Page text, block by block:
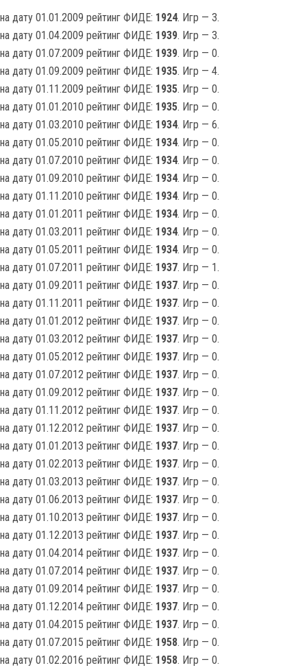
на дату 01.01.2009 рейтинг ФИДЕ: 1924. Игр — 3.
на дату 01.04.2009 рейтинг ФИДЕ: 1939. Игр — 3.
на дату 01.07.2009 рейтинг ФИДЕ: 1939. Игр — 0.
на дату 01.09.2009 рейтинг ФИДЕ: 1935. Игр — 4.
на дату 01.11.2009 рейтинг ФИДЕ: 1935. Игр — 0.
на дату 01.01.2010 рейтинг ФИДЕ: 1935. Игр — 0.
на дату 01.03.2010 рейтинг ФИДЕ: 1934. Игр — 6.
на дату 01.05.2010 рейтинг ФИДЕ: 1934. Игр — 0.
на дату 01.07.2010 рейтинг ФИДЕ: 1934. Игр — 0.
на дату 01.09.2010 рейтинг ФИДЕ: 1934. Игр — 0.
на дату 01.11.2010 рейтинг ФИДЕ: 1934. Игр — 0.
на дату 01.01.2011 рейтинг ФИДЕ: 1934. Игр — 0.
на дату 01.03.2011 рейтинг ФИДЕ: 1934. Игр — 0.
на дату 01.05.2011 рейтинг ФИДЕ: 1934. Игр — 0.
на дату 01.07.2011 рейтинг ФИДЕ: 1937. Игр — 1.
на дату 01.09.2011 рейтинг ФИДЕ: 1937. Игр — 0.
на дату 01.11.2011 рейтинг ФИДЕ: 1937. Игр — 0.
на дату 01.01.2012 рейтинг ФИДЕ: 1937. Игр — 0.
на дату 01.03.2012 рейтинг ФИДЕ: 1937. Игр — 0.
на дату 01.05.2012 рейтинг ФИДЕ: 1937. Игр — 0.
на дату 01.07.2012 рейтинг ФИДЕ: 1937. Игр — 0.
на дату 01.09.2012 рейтинг ФИДЕ: 1937. Игр — 0.
на дату 01.11.2012 рейтинг ФИДЕ: 1937. Игр — 0.
на дату 01.12.2012 рейтинг ФИДЕ: 1937. Игр — 0.
на дату 01.01.2013 рейтинг ФИДЕ: 1937. Игр — 0.
на дату 01.02.2013 рейтинг ФИДЕ: 1937. Игр — 0.
на дату 01.03.2013 рейтинг ФИДЕ: 1937. Игр — 0.
на дату 01.06.2013 рейтинг ФИДЕ: 1937. Игр — 0.
на дату 01.10.2013 рейтинг ФИДЕ: 1937. Игр — 0.
на дату 01.12.2013 рейтинг ФИДЕ: 1937. Игр — 0.
на дату 01.04.2014 рейтинг ФИДЕ: 1937. Игр — 0.
на дату 01.07.2014 рейтинг ФИДЕ: 1937. Игр — 0.
на дату 01.09.2014 рейтинг ФИДЕ: 1937. Игр — 0.
на дату 01.12.2014 рейтинг ФИДЕ: 1937. Игр — 0.
на дату 01.04.2015 рейтинг ФИДЕ: 1937. Игр — 0.
на дату 01.07.2015 рейтинг ФИДЕ: 1958. Игр — 0.
на дату 01.02.2016 рейтинг ФИДЕ: 1958. Игр — 0.